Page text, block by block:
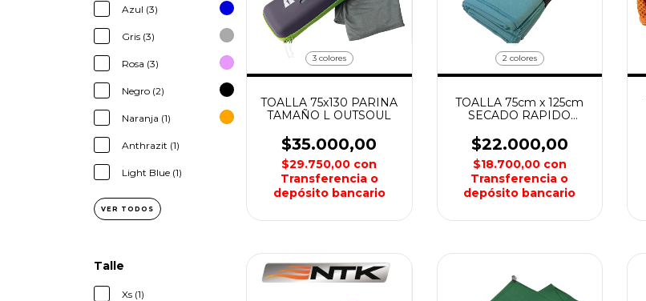
Azul (3)
Gris (3)
Rosa (3)
Negro (2)
Naranja (1)
Anthrazit (1)
Light Blue (1)
VER TODOS
Talle
Xs (1)
3 colores
TOALLA 75x130 PARINA
TAMAÑO L OUTSOUL
$35.000,00
$29.750,00 con
Transferencia o
depósito bancario
2 colores
TOALLA 75cm x 125cm
SECADO RAPIDO
$22.000,00
$18.700,00 con
Transferencia o
depósito bancario